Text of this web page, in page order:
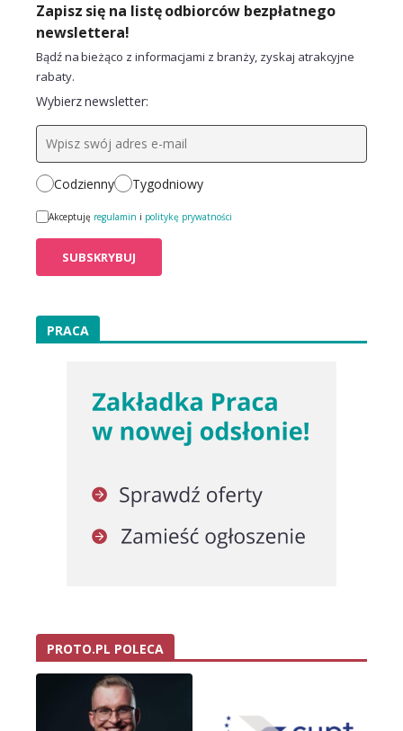
Zapisz się na listę odbiorców bezpłatnego
newslettera!
Bądź na bieżąco z informacjami z branży, zyskaj atrakcyjne
rabaty.
Wybierz newsletter:
Codzienny Tygodniowy
Akceptuję regulamin i politykę prywatności
PRACA
PROTO.PL POLECA